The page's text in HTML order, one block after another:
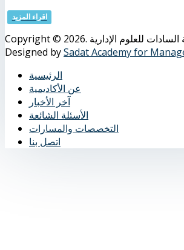
اقراء المزيد
Copyright © 2026. أكاديمية السادات للعلوم الإدارية.
Designed bySadat Academy for
الرئيسية
عن الأكاديمية
آخر الأخبار
الأسئلة الشائعة
التخصصات والمسارات
اتصل بنا